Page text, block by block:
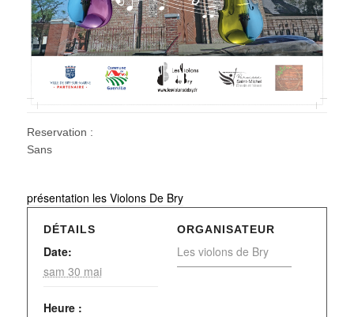
Reservation :
Sans
présentation les Violons De Bry
DÉTAILS
Date:
sam 30 mai
Heure :
ORGANISATEUR
Les violons de Bry